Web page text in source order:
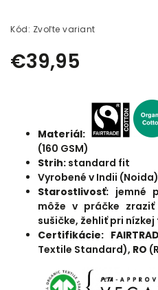
Kód: Zvoľte variant
€39,95
Materiál:
(160 GSM)
Strih: standard fit
Vyrobené v Indii (Noida)
Starostlivosť: jemné
môže v práčke
sušičke, žehliť pri
Certifikácie:
Textile Standard), RO